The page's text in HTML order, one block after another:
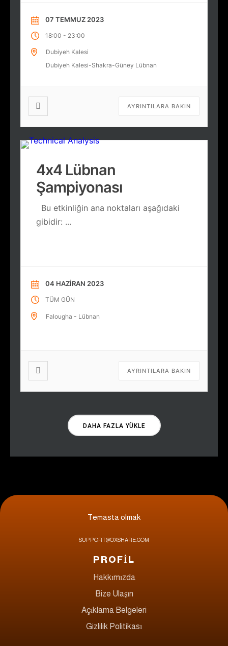
07 TEMMUZ 2023
18:00 - 23:00
Dubiyeh Kalesi
Dubiyeh Kalesi-Shakra-Güney Lübnan
AYRINTILARA BAKIN
4x4 Lübnan
Şampiyonası
Bu etkinliğin ana noktaları aşağıdaki
gibidir: ...
04 HAZIRAN 2023
TÜM GÜN
Falougha - Lübnan
AYRINTILARA BAKIN
DAHA FAZLA YÜKLE
Temasta olmak
SUPPORT@OXSHARE.COM
PROFİL
Hakkımızda
Bize Ulaşın
Açıklama Belgeleri
Gizlilik Politikası